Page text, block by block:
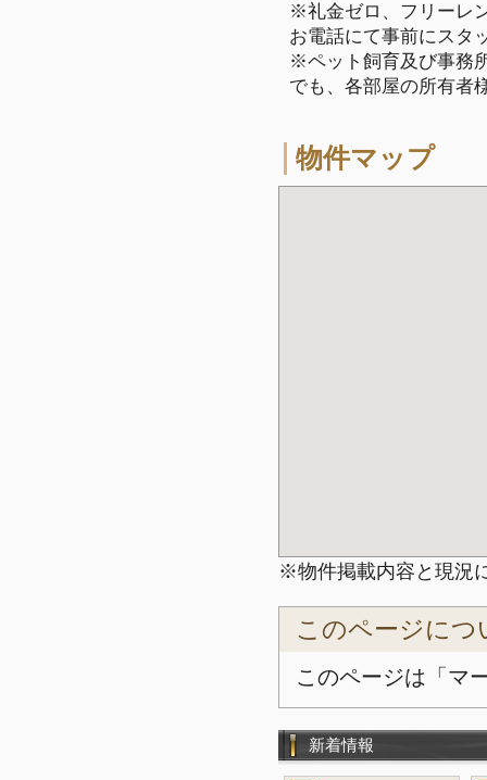
※礼金ゼロ、フリーレ
お電話にて事前にスタ
※ペット飼育及び事務
でも、各部屋の所有者
物件マップ
※物件掲載内容と現況
このページにつ
このページは「マ
新着情報